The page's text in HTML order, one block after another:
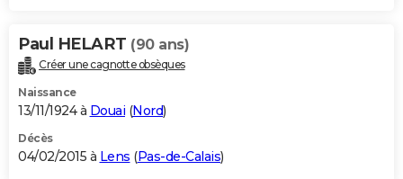
Paul HELART (90 ans)
Créer une cagnotte obsèques
Naissance
13/11/1924 à Douai (Nord)
Décès
04/02/2015 à Lens (Pas-de-Calais)